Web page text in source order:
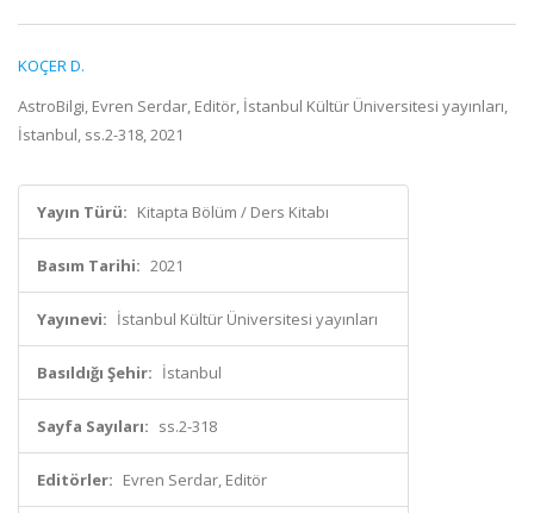
KOÇER D.
AstroBilgi, Evren Serdar, Editör, İstanbul Kültür Üniversitesi yayınları,
İstanbul, ss.2-318, 2021
Yayın Türü: Kitapta Bölüm / Ders Kitabı
Basım Tarihi: 2021
Yayınevi: İstanbul Kültür Üniversitesi yayınları
Basıldığı Şehir: İstanbul
Sayfa Sayıları: ss.2-318
Editörler: Evren Serdar, Editör